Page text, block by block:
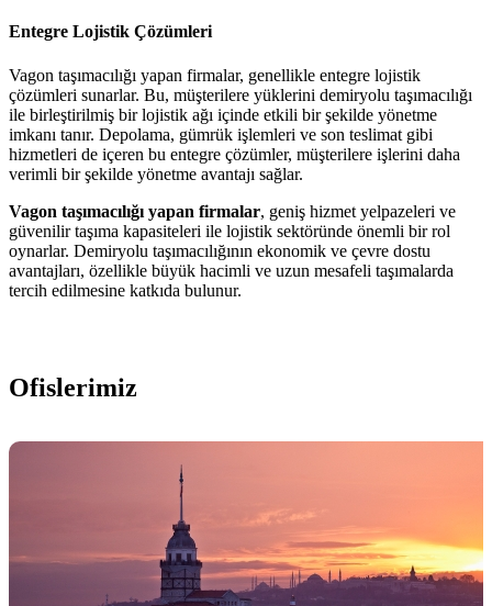
Entegre Lojistik Çözümleri
Vagon taşımacılığı yapan firmalar, genellikle entegre lojistik
çözümleri sunarlar. Bu, müşterilere yüklerini demiryolu taşımacılığı
ile birleştirilmiş bir lojistik ağı içinde etkili bir şekilde yönetme
imkanı tanır. Depolama, gümrük işlemleri ve son teslimat gibi
hizmetleri de içeren bu entegre çözümler, müşterilere işlerini daha
verimli bir şekilde yönetme avantajı sağlar.
Vagon taşımacılığı yapan firmalar, geniş hizmet yelpazeleri ve
güvenilir taşıma kapasiteleri ile lojistik sektöründe önemli bir rol
oynarlar. Demiryolu taşımacılığının ekonomik ve çevre dostu
avantajları, özellikle büyük hacimli ve uzun mesafeli taşımalarda
tercih edilmesine katkıda bulunur.
Ofislerimiz